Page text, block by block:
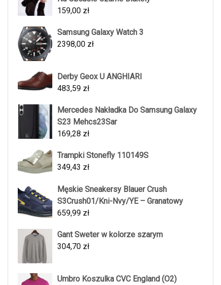
159,00 zł
Samsung Galaxy Watch 3
2398,00 zł
Derby Geox U ANGHIARI
483,59 zł
Mercedes Nakładka Do Samsung Galaxy
S23 Mehcs23Sar
169,28 zł
Trampki Stonefly 110149S
349,43 zł
Męskie Sneakersy Blauer Crush
S3Crush01/Kni-Nvy/YE – Granatowy
659,99 zł
Gant Sweter w kolorze szarym
304,70 zł
Umbro Koszulka CVC England (O2)